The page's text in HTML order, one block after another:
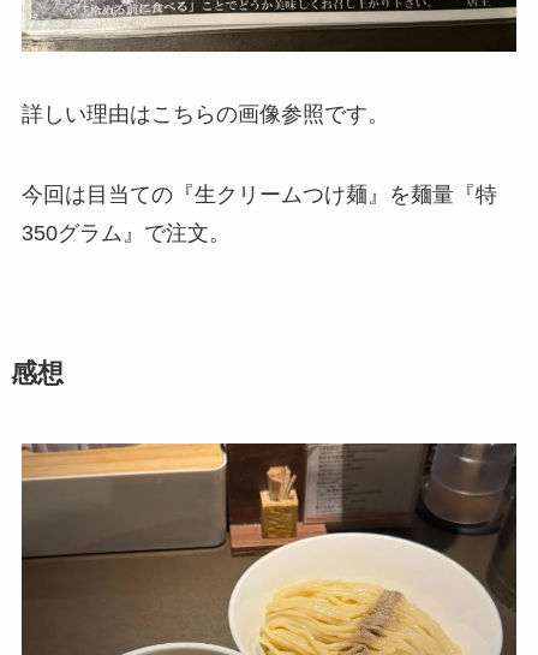
詳しい理由はこちらの画像参照です。
今回は目当ての『生クリームつけ麺』を麺量『特
350グラム』で注文。
感想